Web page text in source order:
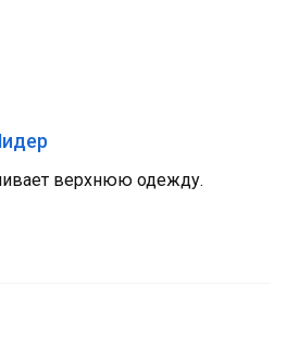
верхнюю одежду.